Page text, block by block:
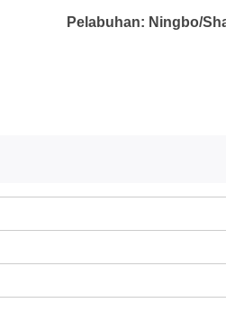
Pelabuhan: Ningbo/